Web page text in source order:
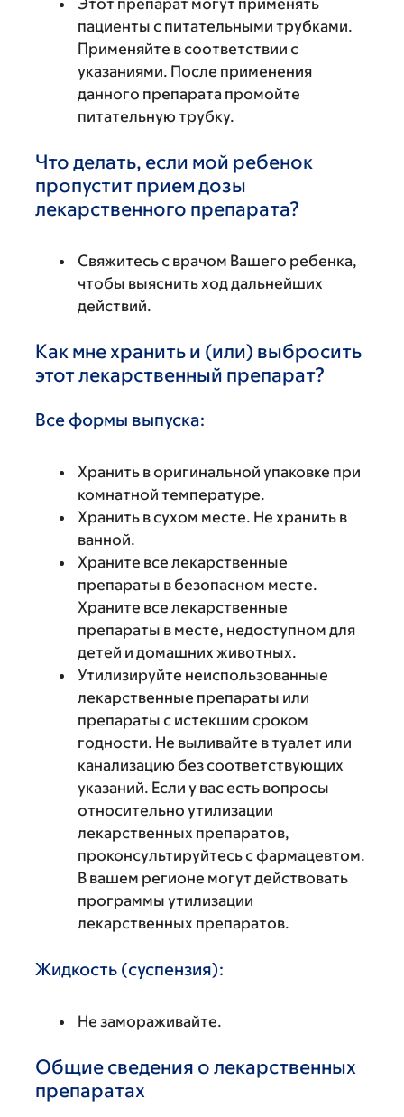
пациенты с питательными трубками.
Применяйте в соответствии с
указаниями. После применения
данного препарата промойте
питательную трубку.
Что делать, если мой ребенок
пропустит прием дозы
лекарственного препарата?
Свяжитесь с врачом Вашего ребенка,
чтобы выяснить ход дальнейших
действий.
Как мне хранить и (или) выбросить
этот лекарственный препарат?
Все формы выпуска:
Хранить в оригинальной упаковке при
комнатной температуре.
Хранить в сухом месте. Не хранить в
ванной.
Храните все лекарственные
препараты в безопасном месте.
Храните все лекарственные
препараты в месте, недоступном для
детей и домашних животных.
Утилизируйте неиспользованные
лекарственные препараты или
препараты с истекшим сроком
годности. Не выливайте в туалет или
канализацию без соответствующих
указаний. Если у вас есть вопросы
относительно утилизации
лекарственных препаратов,
проконсультируйтесь с фармацевтом.
В вашем регионе могут действовать
программы утилизации
лекарственных препаратов.
Жидкость (суспензия):
Не замораживайте.
Общие сведения о лекарственных
препаратах